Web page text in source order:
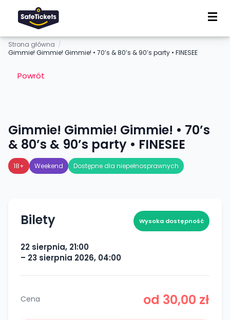
Strona główna /
Gimmie! Gimmie! Gimmie! • 70’s & 80’s & 90’s party • FINESEE
Powrót
Gimmie! Gimmie! Gimmie! • 70’s
& 80’s & 90’s party • FINESEE
18+ Weekend Dostępne dla niepełnosprawnych
Bilety Wysoka dostępność
22 sierpnia, 21:00
– 23 sierpnia 2026, 04:00
Cena od 30,00 zł